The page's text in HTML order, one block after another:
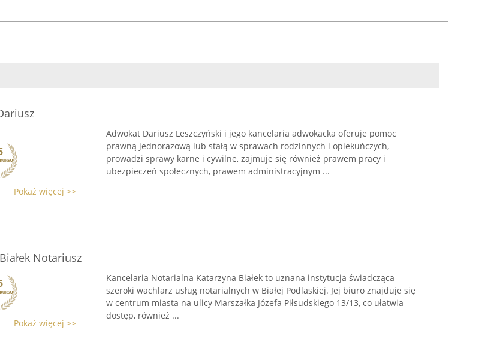
Pokaż więcej >>
Adwokat Dariusz Leszczyński i jego kancelaria adwokacka oferuje pomoc
prawną jednorazową lub stałą w sprawach rodzinnych i opiekuńczych,
prowadzi sprawy karne i cywilne, zajmuje się również prawem pracy i
ubezpieczeń społecznych, prawem administracyjnym ...
Notariusz
Pokaż więcej >>
Kancelaria Notarialna Katarzyna Białek to uznana instytucja świadcząca
szeroki wachlarz usług notarialnych w Białej Podlaskiej. Jej biuro znajduje się
w centrum miasta na ulicy Marszałka Józefa Piłsudskiego 13/13, co ułatwia
dostęp, również ...